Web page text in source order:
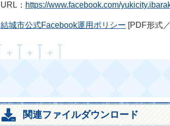
URL： https://www.facebook.com/
結城市公式Facebook運用ポリシー [PDF形式
関連ファイルダウンロード